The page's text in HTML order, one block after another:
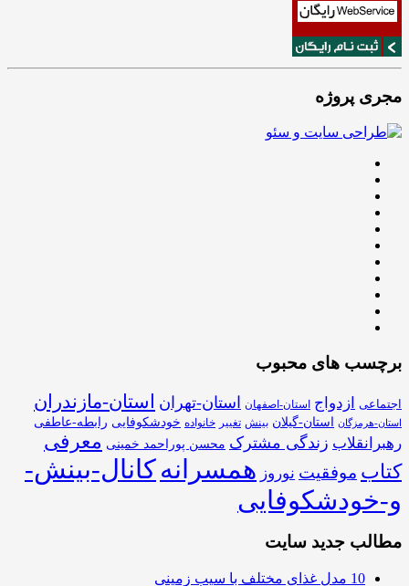
مجری پروژه
برچسب های محبوب
اجتماعی ازدواج استان-اصفهان استان-تهران استان-مازندران
استان-هرمزگان استان-گیلان بینش تغییر خانواده خودشکوفایی رابطه-عاطفی
رهبرانقلاب زندگی مشترک محسن پوراحمد خمینی معرفی
کتاب موفقیت نوروز همسرانهکانال-بینش-
و-خودشکوفایی
مطالب جدید سایت
10 مدل غذای مختلف با سیب زمینی